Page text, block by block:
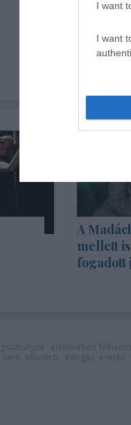
I want
I want
A
mellett
fogadott